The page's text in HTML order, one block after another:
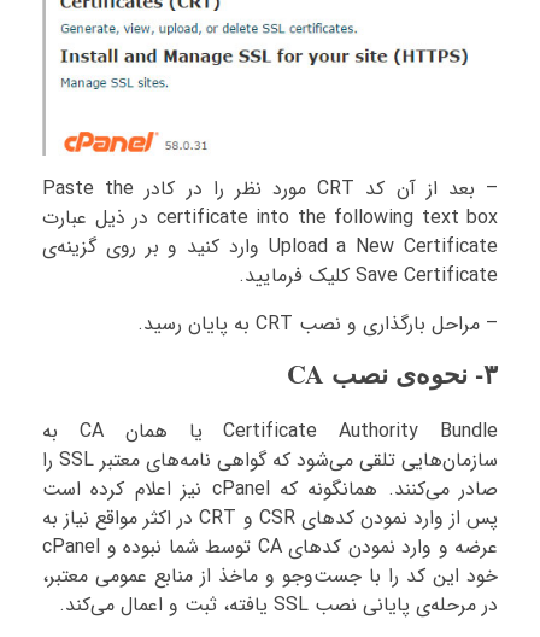
– بعد از آن کد CRT مورد نظر را در کادر Paste the
certificate into the following text box در ذیل عبارت
Upload a New Certificate وارد کنید و بر روی گزینه‌ی
Save Certificate کلیک فرمایید.
– مراحل بارگذاری و نصب CRT به پایان رسید.
۳- نحوه‌ی نصب CA
Certificate Authority Bundle یا همان CA به
سازمان‌هایی تلقی می‌شود که گواهی نامه‌های معتبر SSL را
صادر می‌کنند. همانگونه که cPanel نیز اعلام کرده است
پس از وارد نمودن کدهای CSR و CRT در اکثر مواقع نیاز به
عرضه و وارد نمودن کدهای CA توسط شما نبوده و cPanel
خود این کد را با جست‌وجو و ماخذ از منابع عمومی معتبر،
در مرحله‌ی پایانی نصب SSL یافته، ثبت و اعمال می‌کند.